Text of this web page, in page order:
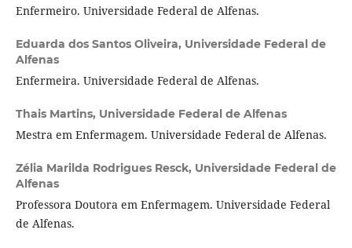
Enfermeiro. Universidade Federal de Alfenas.
Eduarda dos Santos Oliveira, Universidade Federal de
Alfenas
Enfermeira. Universidade Federal de Alfenas.
Thais Martins, Universidade Federal de Alfenas
Mestra em Enfermagem. Universidade Federal de Alfenas.
Zélia Marilda Rodrigues Resck, Universidade Federal de
Alfenas
Professora Doutora em Enfermagem. Universidade Federal
de Alfenas.